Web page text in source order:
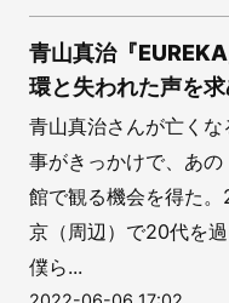
青山真治『
環と失われた声を
青山真治さんが亡く
事がきっかけで、あ
館で観る機会を得た
京（周辺）で20代を過
僕ら...